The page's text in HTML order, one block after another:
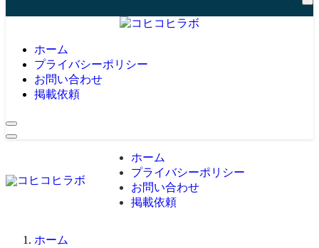
ホーム
プライバシーポリシー
お問い合わせ
掲載依頼
ホーム
プライバシーポリシー
お問い合わせ
掲載依頼
ホーム